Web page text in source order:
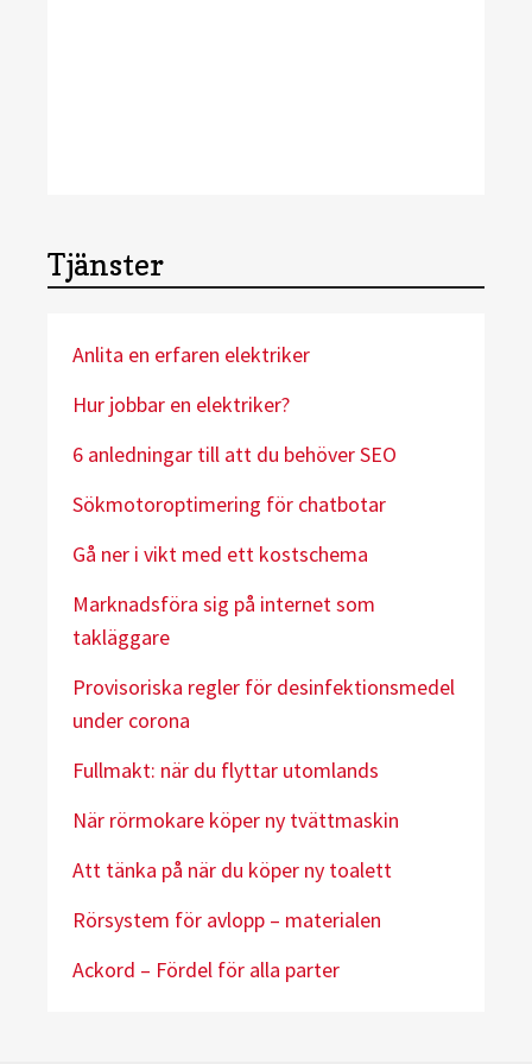
Tjänster
Anlita en erfaren elektriker
Hur jobbar en elektriker?
6 anledningar till att du behöver SEO
Sökmotoroptimering för chatbotar
Gå ner i vikt med ett kostschema
Marknadsföra sig på internet som
takläggare
Provisoriska regler för desinfektionsmedel
under corona
Fullmakt: när du flyttar utomlands
När rörmokare köper ny tvättmaskin
Att tänka på när du köper ny toalett
Rörsystem för avlopp – materialen
Ackord – Fördel för alla parter